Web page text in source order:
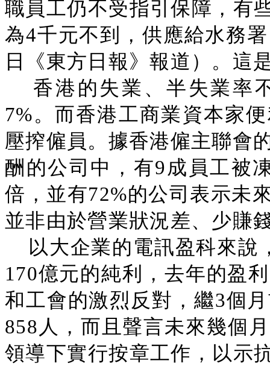
職員工仍不受指引保障，有
為4千元不到，供應給水務
日《東方日報》報道）。這
香港的失業、半失業率
7%。而香港工商業資本家
壓搾僱員。據香港僱主聯會
酬的公司中，有9成員工被
倍，並有72%的公司表示未
並非由於營業狀況差、少賺
以大企業的電訊盈科來說
170億元的純利，去年的盈
和工會的激烈反對，繼3個
858人，而且聲言未來幾個
領導下實行按章工作，以示